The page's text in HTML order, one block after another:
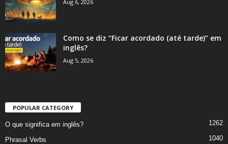
Aug 6, 2026
Como se diz “Ficar acordado (até tarde)” em
inglês?
Aug 5, 2026
POPULAR CATEGORY
O que significa em inglês? 1262
Phrasal Verbs 1040